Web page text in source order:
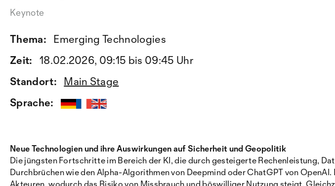
Keynote
Thema:
Emerging Technologies
Zeit:
18.02.2026, 09:15 bis 09:45 Uhr
Standort:
Main Stage
Sprache:
Neue Technologien und ihre Auswirkungen auf Sicherheit und Geopolitik
Die jüngsten Fortschritte im Bereich der KI, die durch gesteigerte Rechenleistung,
Durchbrüchen wie den Alpha-Algorithmen von Deepmind oder ChatGPT von
Akteuren, wodurch das Risiko von Missbrauch und böswilliger Nutzung steigt.